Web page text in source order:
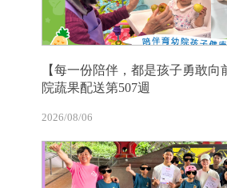
【每一份陪伴，都是孩子勇敢向
院蔬果配送第507週
2026/08/06